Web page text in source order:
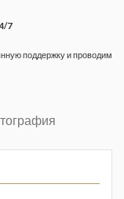
7
поддержку и проводим
бюллетень
надзору
и недропользование